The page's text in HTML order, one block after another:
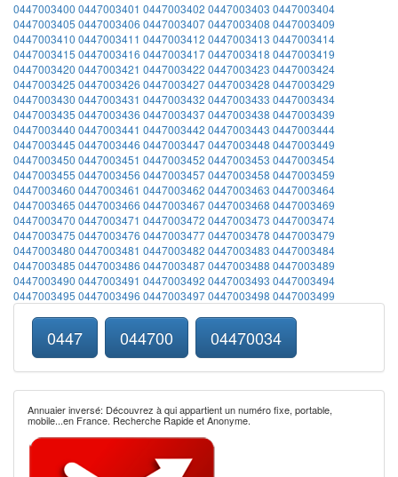
0447003400 0447003401 0447003402 0447003403 0447003404
0447003405 0447003406 04470034070447003408 0447003409
0447003410 0447003411 0447003412 0447003413 0447003414
0447003415 0447003416 04470034170447003418 0447003419
0447003420 0447003421 0447003422 0447003423 0447003424
0447003425 0447003426 04470034270447003428 0447003429
0447003430 0447003431 0447003432 0447003433 0447003434
0447003435 0447003436 04470034370447003438 0447003439
0447003440 0447003441 0447003442 0447003443 0447003444
0447003445 0447003446 04470034470447003448 0447003449
0447003450 0447003451 0447003452 0447003453 0447003454
0447003455 0447003456 04470034570447003458 0447003459
0447003460 0447003461 0447003462 0447003463 0447003464
0447003465 0447003466 04470034670447003468 0447003469
0447003470 0447003471 0447003472 0447003473 0447003474
0447003475 0447003476 04470034770447003478 0447003479
0447003480 0447003481 0447003482 0447003483 0447003484
0447003485 0447003486 04470034870447003488 0447003489
0447003490 0447003491 0447003492 0447003493 0447003494
0447003495 0447003496 04470034970447003498 0447003499
0447 044700 04470034
Annuaier inversé: Découvrez à qui appartient un numéro fixe, portable,
mobile...en France. Recherche Rapide et Anonyme.